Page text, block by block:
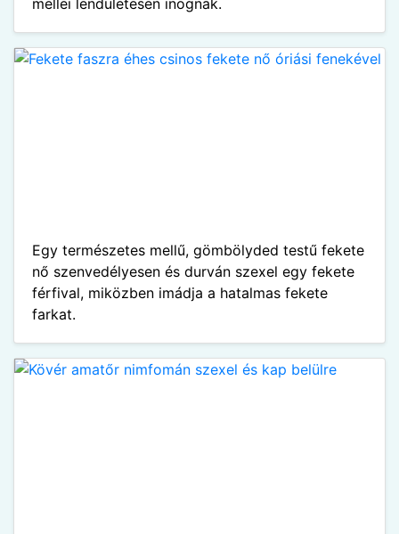
Egy természetes mellű, gömbölyded testű fekete
nő szenvedélyesen és durván szexel egy fekete
férfival, miközben imádja a hatalmas fekete
farkat.